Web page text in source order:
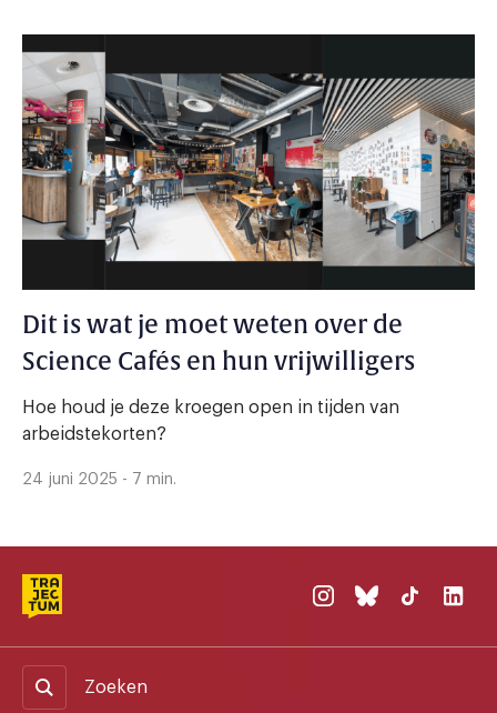
Dit is wat je moet weten over de
Science Cafés en hun vrijwilligers
Hoe houd je deze kroegen open in tijden van
arbeidstekorten?
24 juni 2025 - 7 min.
Zoeken